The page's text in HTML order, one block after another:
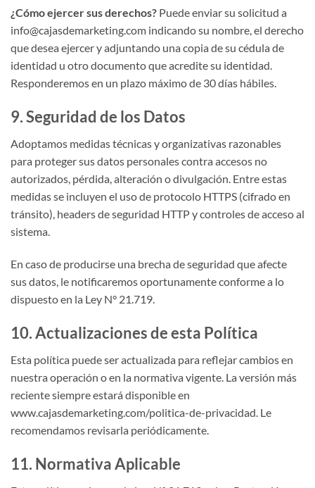
¿Cómo ejercer sus derechos? Puede enviar su solicitud a
info@cajasdemarketing.com indicando su nombre, el derecho
que desea ejercer y adjuntando una copia de su cédula de
identidad u otro documento que acredite su identidad.
Responderemos en un plazo máximo de 30 días hábiles.
9. Seguridad de los Datos
Adoptamos medidas técnicas y organizativas razonables
para proteger sus datos personales contra accesos no
autorizados, pérdida, alteración o divulgación. Entre estas
medidas se incluyen el uso de protocolo HTTPS (cifrado en
tránsito), headers de seguridad HTTP y controles de acceso al
sistema.
En caso de producirse una brecha de seguridad que afecte
sus datos, le notificaremos oportunamente conforme a lo
dispuesto en la Ley N° 21.719.
10. Actualizaciones de esta Política
Esta política puede ser actualizada para reflejar cambios en
nuestra operación o en la normativa vigente. La versión más
reciente siempre estará disponible en
www.cajasdemarketing.com/politica-de-privacidad. Le
recomendamos revisarla periódicamente.
11. Normativa Aplicable